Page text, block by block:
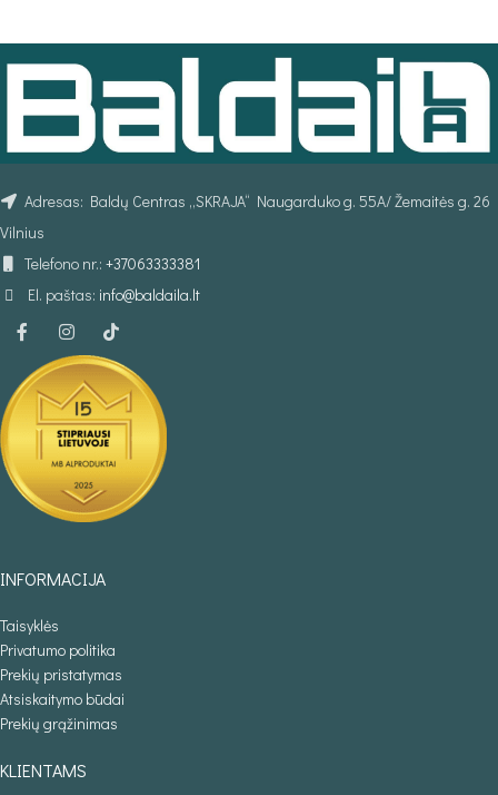
Adresas: Baldų Centras „SKRAJA“ Naugarduko g. 55A/ Žemaitės g. 26
Vilnius
Telefono nr.: +37063333381
El. paštas: info@baldaila.lt
INFORMACIJA
Taisyklės
Privatumo politika
Prekių pristatymas
Atsiskaitymo būdai
Prekių grąžinimas
KLIENTAMS